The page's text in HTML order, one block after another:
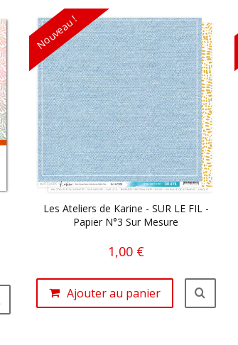
Nouveau !
Les Ateliers de Karine - SUR LE FIL -
Papier N°3 Sur Mesure
1,00 €
Ajouter au panier